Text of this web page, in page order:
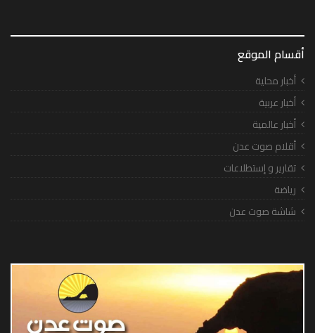
أقسام الموقع
أخبار محلية
أخبار عربية
أخبار عالمية
أقلام صوت عدن
تقارير و إستطلاعات
رياضة
شاشة صوت عدن